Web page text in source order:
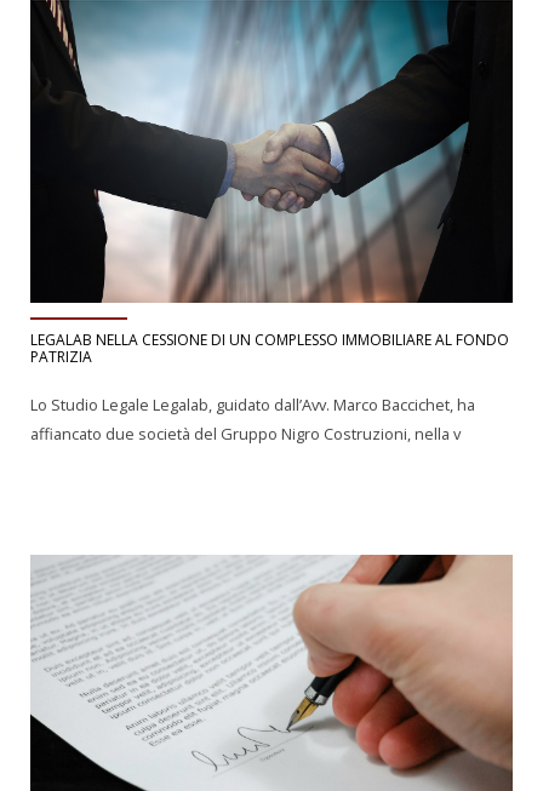
LEGALAB NELLA CESSIONE DI UN COMPLESSO IMMOBILIARE AL FONDO
PATRIZIA
Lo Studio Legale Legalab, guidato dall’Avv. Marco Baccichet, ha
affiancato due società del Gruppo Nigro Costruzioni, nella v